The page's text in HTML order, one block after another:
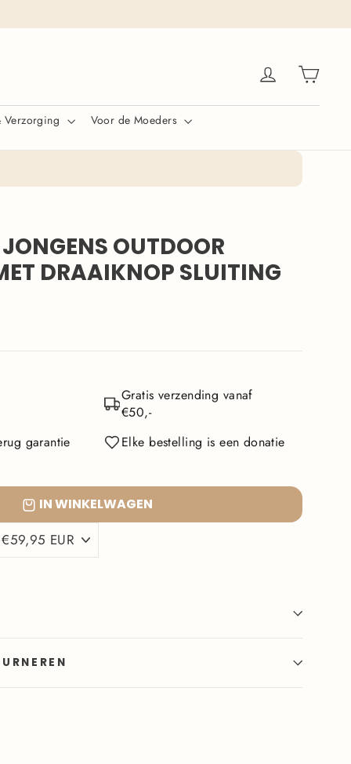
Inloggen
Verzorging Voor de Moeders
OUTDOOR
DRAAIKNOP SLUITING
Gratis verzending vanaf
€50,-
garantie
Elke bestelling is een donatie
IN WINKELWAGEN